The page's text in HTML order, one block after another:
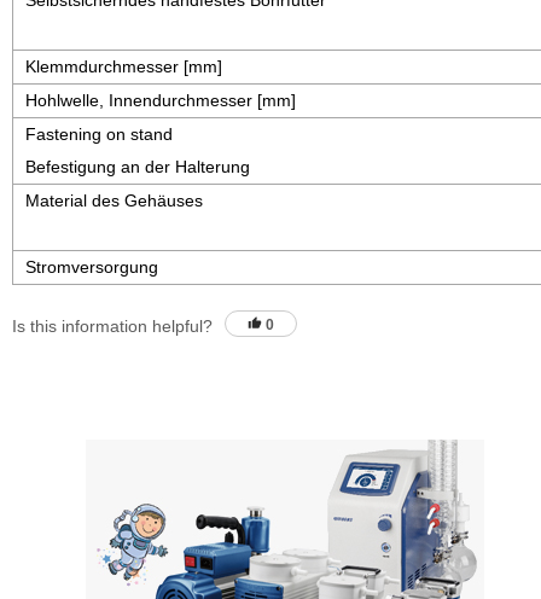
Klemmdurchmesser [mm]
Hohlwelle, Innendurchmesser [mm]
Fastening on stand
Befestigung an der Halterung
Material des Gehäuses
Stromversorgung
Is this information helpful? 0